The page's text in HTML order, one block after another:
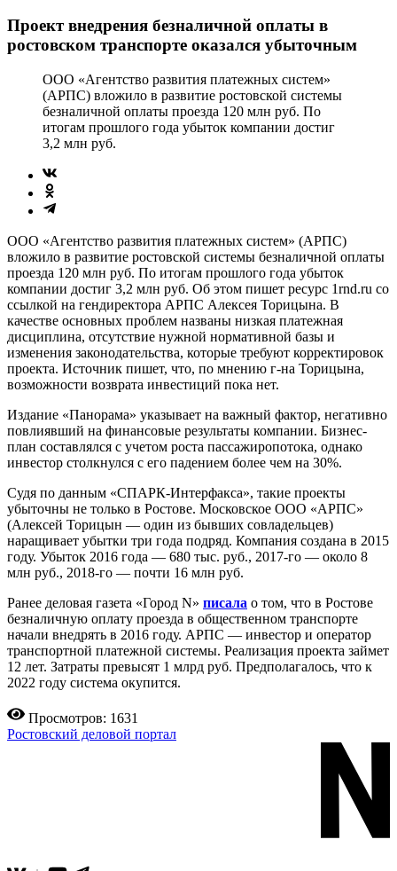
Проект внедрения безналичной оплаты в
ростовском транспорте оказался убыточным
ООО «Агентство развития платежных систем»
(АРПС) вложило в развитие ростовской системы
безналичной оплаты проезда 120 млн руб. По
итогам прошлого года убыток компании достиг
3,2 млн руб.
ООО «Агентство развития платежных систем» (АРПС)
вложило в развитие ростовской системы безналичной оплаты
проезда 120 млн руб. По итогам прошлого года убыток
компании достиг 3,2 млн руб. Об этом пишет ресурс 1rnd.ru со
ссылкой на гендиректора АРПС Алексея Торицына. В
качестве основных проблем названы низкая платежная
дисциплина, отсутствие нужной нормативной базы и
изменения законодательства, которые требуют корректировок
проекта. Источник пишет, что, по мнению г-на Торицына,
возможности возврата инвестиций пока нет.
Издание «Панорама» указывает на важный фактор, негативно
повлиявший на финансовые результаты компании. Бизнес-
план составлялся с учетом роста пассажиропотока, однако
инвестор столкнулся с его падением более чем на 30%.
Судя по данным «СПАРК-Интерфакса», такие проекты
убыточны не только в Ростове. Московское ООО «АРПС»
(Алексей Торицын — один из бывших совладельцев)
наращивает убытки три года подряд. Компания создана в 2015
году. Убыток 2016 года — 680 тыс. руб., 2017-го — около 8
млн руб., 2018-го — почти 16 млн руб.
Ранее деловая газета «Город N» писала о том, что в Ростове
безналичную оплату проезда в общественном транспорте
начали внедрять в 2016 году. АРПС — инвестор и оператор
транспортной платежной системы. Реализация проекта займет
12 лет. Затраты превысят 1 млрд руб. Предполагалось, что к
2022 году система окупится.
Просмотров: 1631
Ростовский деловой портал